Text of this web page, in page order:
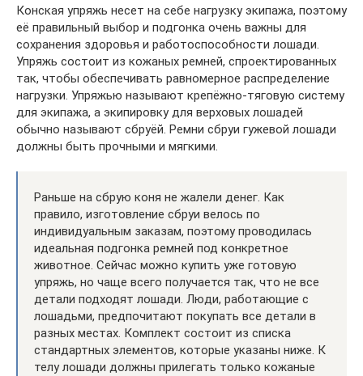
Конская упряжь несет на себе нагрузку экипажа, поэтому
её правильный выбор и подгонка очень важны для
сохранения здоровья и работоспособности лошади.
Упряжь состоит из кожаных ремней, спроектированных
так, чтобы обеспечивать равномерное распределение
нагрузки. Упряжью называют крепёжно-тяговую систему
для экипажа, а экипировку для верховых лошадей
обычно называют сбруёй. Ремни сбруи гужевой лошади
должны быть прочными и мягкими.
Раньше на сбрую коня не жалели денег. Как
правило, изготовление сбруи велось по
индивидуальным заказам, поэтому проводилась
идеальная подгонка ремней под конкретное
животное. Сейчас можно купить уже готовую
упряжь, но чаще всего получается так, что не все
детали подходят лошади. Люди, работающие с
лошадьми, предпочитают покупать все детали в
разных местах. Комплект состоит из списка
стандартных элементов, которые указаны ниже. К
телу лошади должны прилегать только кожаные